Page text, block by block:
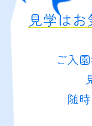
見学は
ご入
随